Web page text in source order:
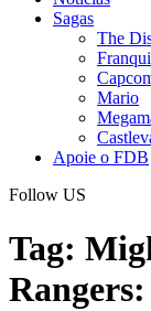
Sagas
The
Mario
Apoie o FDB
Follow US
Tag: